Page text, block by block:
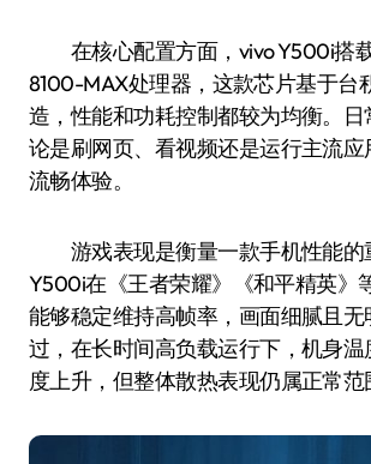
在核心配置方面，vivo Y500i搭
8100-MAX处理器，这款芯片基于台
造，性能和功耗控制都较为均衡。
论是刷网页、看视频还是运行主流
流畅体验。
游戏表现是衡量一款手机性能的
Y500i在《王者荣耀》《和平精英》
能够稳定维持高帧率，画面细腻且
过，在长时间高负载运行下，机身
度上升，但整体散热表现仍属正常范